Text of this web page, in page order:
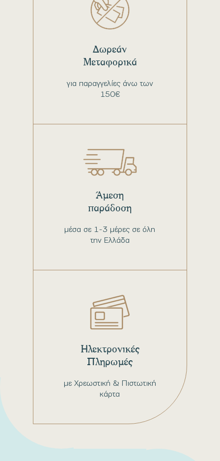
για παραγγελίες άνω των
150€
Δωρεάν
Μεταφορικά
μέσα σε 1-3 μέρες σε όλη
την Ελλάδα
Άμεση
παράδοση
με Χρεωστική & Πιστωτική
κάρτα
Ηλεκτρονικές
Πληρωμές